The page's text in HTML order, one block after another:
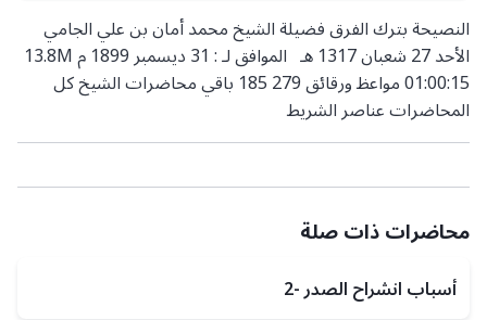
النصيحة بترك الفرق فضيلة الشيخ محمد أمان بن علي الجامي
الأحد 27 شعبان 1317 هـ الموافق لـ : 31 ديسمبر 1899 م 13.8M
01:00:15 مواعظ ورقائق 279 185 باقي محاضرات الشيخ كل
المحاضرات عناصر الشريط
محاضرات ذات صلة
أسباب انشراح الصدر -2